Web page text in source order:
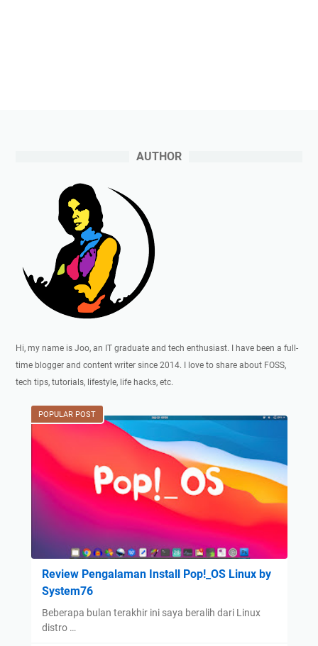
AUTHOR
Hi, my name is Joo, an IT graduate and tech enthusiast. I have been a full-
time blogger and content writer since 2014. I love to share about FOSS,
tech tips, tutorials, lifestyle, life hacks, etc.
POPULAR POST
Review Pengalaman Install Pop!_OS Linux by
System76
Beberapa bulan terakhir ini saya beralih dari Linux
distro …